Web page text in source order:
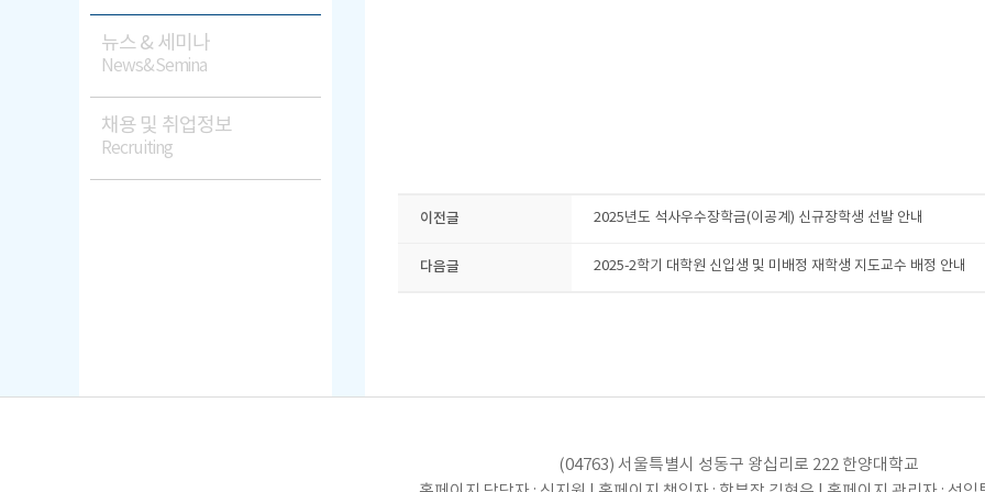
뉴스 & 세미나
News&Semina
채용 및 취업정보
Recruiting
이전글 2025년도 석사우수장학금(이공계) 신규장학생 선발 안내
다음글 2025-2학기 대학원 신입생 및 미배정 재학생 지도교수 배정 안내
(04763) 서울특별시 성동구 왕십리로 222 한양대학교